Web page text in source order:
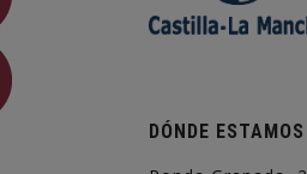
DÓNDE ESTAMOS